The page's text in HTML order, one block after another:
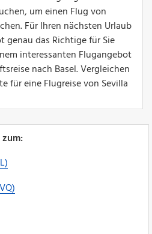
um einen Flug von
Für Ihren nächsten Urlaub
das Richtige für Sie
interessanten Flugangebot
nach Basel. Vergleichen
für eine Flugreise von Sevilla